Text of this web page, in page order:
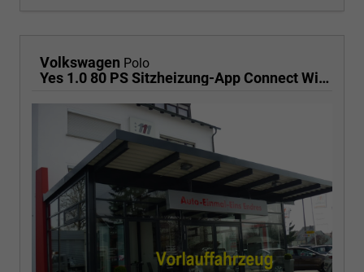
Volkswagen Polo
Yes 1.0 80 PS Sitzheizung-App Connect Wireless-Einparkhilfe-Klima-Sofort